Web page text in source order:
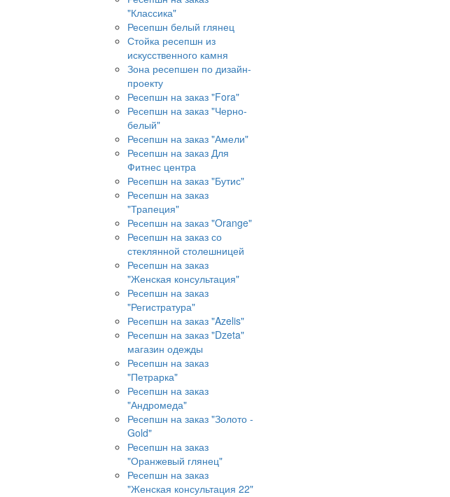
"Классика"
Ресепшн белый глянец
Стойка ресепшн из
искусственного камня
Зона ресепшен по дизайн-
проекту
Ресепшн на заказ "Fora"
Ресепшн на заказ "Черно-
белый"
Ресепшн на заказ "Амели"
Ресепшн на заказ Для
Фитнес центра
Ресепшн на заказ "Бутис"
Ресепшн на заказ
"Трапеция"
Ресепшн на заказ "Orange"
Ресепшн на заказ со
стеклянной столешницей
Ресепшн на заказ
"Женская консультация"
Ресепшн на заказ
"Регистратура"
Ресепшн на заказ "Azelis"
Ресепшн на заказ "Dzeta"
магазин одежды
Ресепшн на заказ
"Петрарка"
Ресепшн на заказ
"Андромеда"
Ресепшн на заказ "Золото -
Gold"
Ресепшн на заказ
"Оранжевый глянец"
Ресепшн на заказ
"Женская консультация 22"